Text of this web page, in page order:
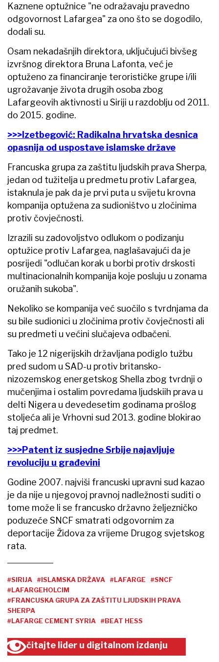
Kaznene optužnice "ne odražavaju pravedno
odgovornost Lafargea" za ono što se dogodilo,
dodali su.
Osam nekadašnjih direktora, uključujući bivšeg
izvršnog direktora Bruna Lafonta, već je
optuženo za financiranje terorističke grupe i/ili
ugrožavanje života drugih osoba zbog
Lafargeovih aktivnosti u Siriji u razdoblju od 2011.
do 2015. godine.
>>>Izetbegović: Radikalna hrvatska desnica
opasnija od uspostave islamske države
Francuska grupa za zaštitu ljudskih prava Sherpa,
jedan od tužitelja u predmetu protiv Lafargea,
istaknula je pak da je prvi puta u svijetu krovna
kompanija optužena za sudioništvo u zločinima
protiv čovječnosti.
Izrazili su zadovoljstvo odlukom o podizanju
optužice protiv Lafargea, naglašavajući da je
posrijedi "odlučan korak u borbi protiv drskosti
multinacionalnih kompanija koje posluju u zonama
oružanih sukoba".
Nekoliko se kompanija već suočilo s tvrdnjama da
su bile sudionici u zločinima protiv čovječnosti ali
su predmeti u većini slučajeva odbačeni.
Tako je 12 nigerijskih državljana podiglo tužbu
pred sudom u SAD-u protiv britansko-
nizozemskog energetskog Shella zbog tvrdnji o
mučenjima i ostalim povredama ljudskiih prava u
delti Nigera u devedesetim godinama prošlog
stoljeća ali je Vrhovni sud 2013. godine blokirao
taj predmet.
>>>Patent iz susjedne Srbije najavljuje
revoluciju u građevini
Godine 2007. najviši francuski upravni sud kazao
je da nije u njegovoj pravnoj nadležnosti suditi o
tome može li se francusko državno željezničko
poduzeće SNCF smatrati odgovornim za
deportacije Židova za vrijeme Drugog svjetskog
rata.
#SIRIJA #ISLAMSKA DRŽAVA #LAFARGE
#SNCF
#LAFARGEHOLCIM
#FRANCUSKA GRUPA ZA ZAŠTITU LJUDSKIH PRAVA
SHERPA
#LAFARGE CEMENT SYRIA
#BEAT HESS
čitajte lider u digitalnom izdanju